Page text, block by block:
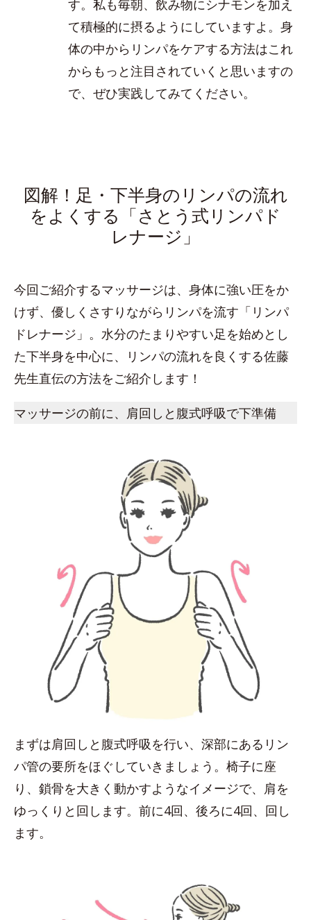
す。私も毎朝、飲み物にシナモンを加え
て積極的に摂るようにしていますよ。身
体の中からリンパをケアする方法はこれ
からもっと注目されていくと思いますの
で、ぜひ実践してみてください。
図解！足・下半身のリンパの流れ
をよくする「さとう式リンパド
レナージ」
今回ご紹介するマッサージは、身体に強い圧をか
けず、優しくさすりながらリンパを流す「リンパ
ドレナージ」。水分のたまりやすい足を始めとし
た下半身を中心に、リンパの流れを良くする佐藤
先生直伝の方法をご紹介します！
マッサージの前に、肩回しと腹式呼吸で下準備
まずは肩回しと腹式呼吸を行い、深部にあるリン
パ管の要所をほぐしていきましょう。椅子に座
り、鎖骨を大きく動かすようなイメージで、肩を
ゆっくりと回します。前に4回、後ろに4回、回し
ます。